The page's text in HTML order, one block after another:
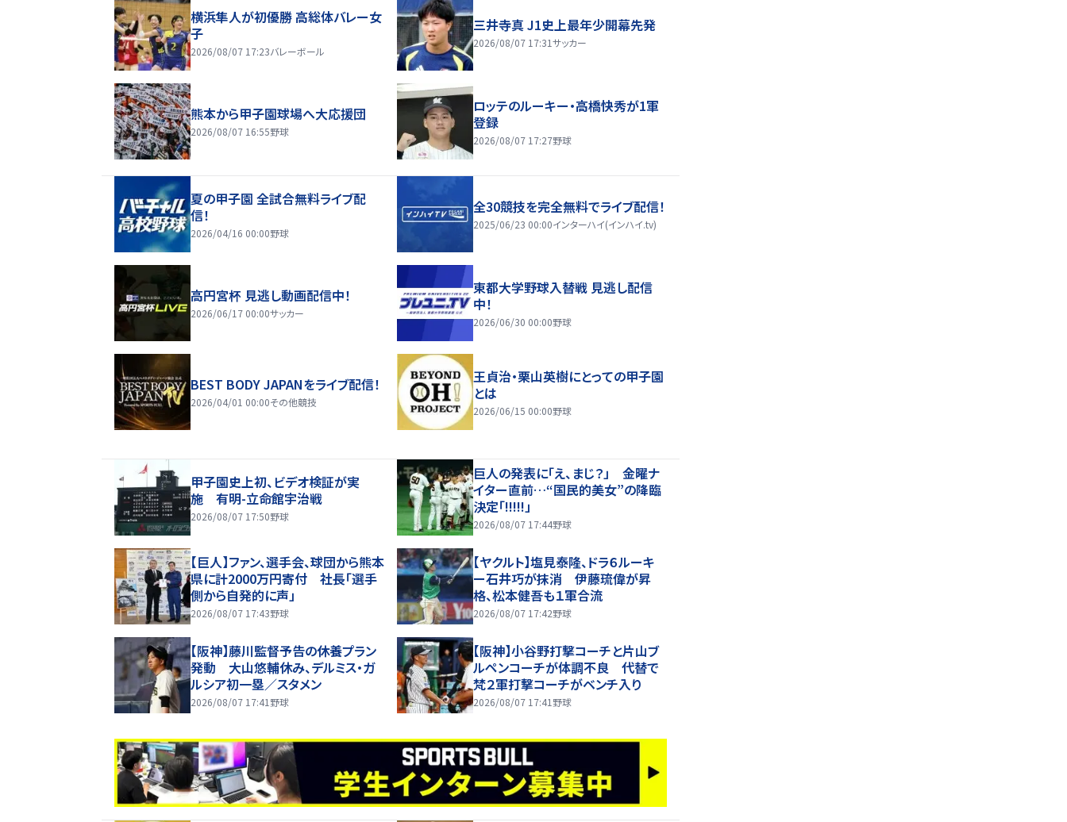
横浜隼人が初優勝 高総体バレー女
子
2026/08/07 17:23バレーボール
三井寺真 J1史上最年少開幕先発
2026/08/07 17:31サッカー
熊本から甲子園球場へ大応援団
2026/08/07 16:55野球
ロッテのルーキー・高橋快秀が1軍
登録
2026/08/07 17:27野球
夏の甲子園 全試合無料ライブ配
信！
2026/04/16 00:00野球
全30競技を完全無料でライブ配信！
2025/06/23 00:00インターハイ(インハイ.tv)
高円宮杯 見逃し動画配信中！
2026/06/17 00:00サッカー
東都大学野球入替戦 見逃し配信
中！
2026/06/30 00:00野球
BEST BODY JAPANをライブ配信！
2026/04/01 00:00その他競技
王貞治・栗山英樹にとっての甲子園
とは
2026/06/15 00:00野球
甲子園史上初、ビデオ検証が実
施 有明-立命館宇治戦
2026/08/07 17:50野球
巨人の発表に「え、まじ？」 金曜ナ
イター直前…“国民的美女”の降臨
決定「!!!!!」
2026/08/07 17:44野球
【巨人】ファン、選手会、球団から熊本
県に計2000万円寄付 社長「選手
側から自発的に声」
2026/08/07 17:43野球
【ヤクルト】塩見泰隆、ドラ６ルーキ
ー石井巧が抹消 伊藤琉偉が昇
格、松本健吾も１軍合流
2026/08/07 17:42野球
【阪神】藤川監督予告の休養プラン
発動 大山悠輔休み、デルミス・ガ
ルシア初一塁／スタメン
2026/08/07 17:41 野球
【阪神】小谷野打撃コーチと片山ブ
ルペンコーチが体調不良 代替で
梵２軍打撃コーチがベンチ入り
2026/08/07 17:41 野球